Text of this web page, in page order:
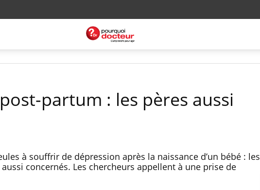
partum : les pères aussi
à souffrir de dépression après la naissance d’un bébé : les
concernés. Les chercheurs appellent à une prise de